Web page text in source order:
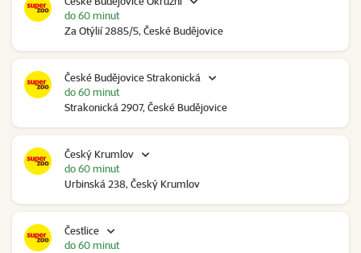
Za Otýlií 2885/5, České Budějovice
do 60 minut
České Budějovice Strakonická
Strakonická 2907, České Budějovice
do 60 minut
Český Krumlov
Urbinská 238, Český Krumlov
do 60 minut
Čestlice
do 60 minut